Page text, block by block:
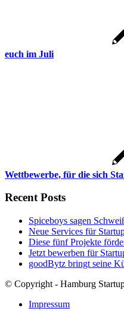
euch im Juli
Wettbewerbe, für die sich
Recent Posts
Spiceboys sagen
Neue Services für
Diese fünf Projekte
Jetzt bewerben für
goodBytz bringt seine
© Copyright - Hamburg
Impressum